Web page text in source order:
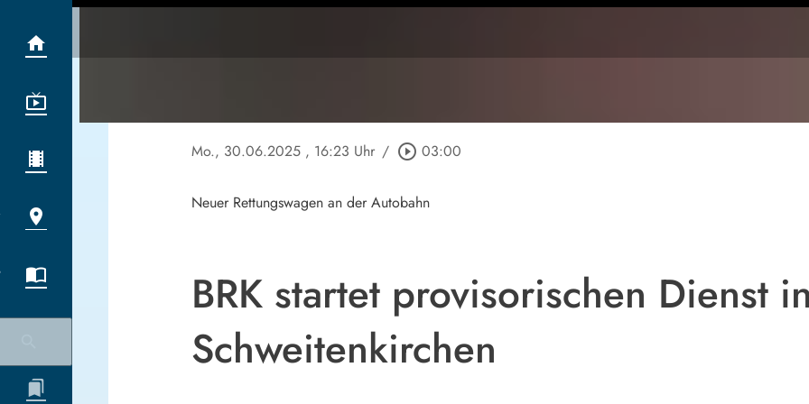
Mo., 30.06.2025 , 16:23 Uhr / play_circle_outline 03:00
Neuer Rettungswagen an der Autobahn
BRK startet provisorischen Dienst in
Schweitenkirchen